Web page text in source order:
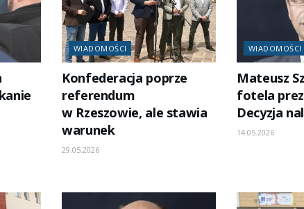
WIADOMOŚCI
Konfederacja poprze
referendum
w Rzeszowie, ale stawia
warunek
29.05.2026
WIADOMOŚCI
Mateusz
fotela
Decyzja
14.05.2026